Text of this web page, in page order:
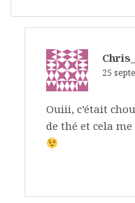
25
Ouiii, c’était
de thé et cela